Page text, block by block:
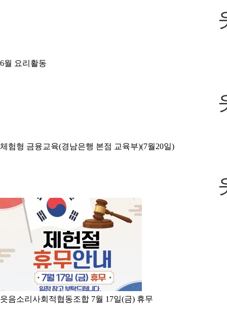
6월 요리활동
체험형 금융교육(경남은행 본점 교육부)(7월20일)
읏음소리사회적협동조합 7월 17일(금) 휴무